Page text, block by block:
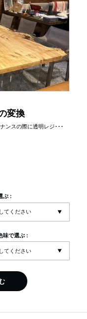
変換
ンスの際に透明レジ･･･
ぶ :
味で選ぶ :